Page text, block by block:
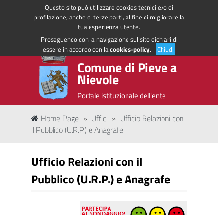
Questo sito può utilizzare cookies tecnici e/o di
profilazione, anche di terze parti, al fine di migliorare la
tua esperienza utente.
Proseguendo con la navigazione sul sito dichiari di
essere in accordo con lacookies-policy. Chiudi
Regione Toscana Accedi ai servizi
Comune di Pieve a
Nievole
Portale istituzionale dell'ente
Home Page » Uffici » Ufficio Relazioni con
il Pubblico (U.R.P.) e Anagrafe
Ufficio Relazioni con il
Pubblico (U.R.P.) e Anagrafe